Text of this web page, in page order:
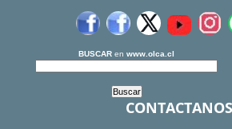
BUSCAR en www.olca.cl
CONTACTANOS